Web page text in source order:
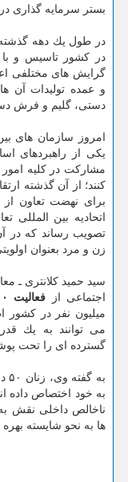
بستر سرمایه گذاری
در طول یك دهه گذشته
در كشور تاسیس و با
گرایش های مختلفی
و عمده تولیدات آن
دستی، گلیم و فرش
امروز سازمان های
یكی از راهبردهای
مشاركت در كلیه
كنند؛ از آن گذشته
برای نهضت تعاون از
تصویب رساند كه در
زن و مرد بعنوان
سید حمید كلانتری ـ
اجتماعی از فعالیت ۱۰ هزار تعاونی زنان
میلیون نفر در كشور
می توانند به یك
گسترده ای را تحت
به خود اختصاص داده
ناخالص داخلی نقش به
ها به نحو شایسته بهره